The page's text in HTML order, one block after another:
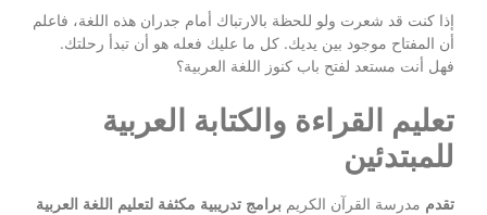
إذا كنت قد شعرت ولو للحظة بالارتباك أمام جدران هذه اللغة، فاعلم
أن المفتاح موجود بين يديك. كل ما عليك فعله هو أن تبدأ رحلتك.
فهل أنت مستعد لفتح باب كنوز اللغة العربية؟
تعليم القراءة والكتابة العربية
للمبتدئين
تقدم مدرسة القرآن الكريم برامج تدريبية مكثفة لتعليم اللغة العربية